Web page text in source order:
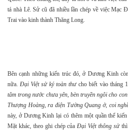
tá nhà Lê. Sử cũ đã nhiều lần chép về việc Mạc
Trai vào kinh thành Thăng Long.
Bên cạnh những kiến trúc đó, ở Dương Kinh
nữa.Đại Việt sử ký toàn thưcho biết vào tháng
tâm trong nước chưa yên, bèn truyền ngôi cho
Thượng Hoàng, ra điện Tường Quang ở, coi
này, ở Dương Kinh lại có thêm một quần thể
Mặt khác, theo ghi chép củaĐại Việt thông sửthì